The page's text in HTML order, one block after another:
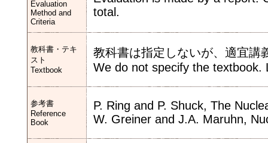
Evaluation
Method and
Criteria
total.
教科書・テキ
スト
Textbook
教科書は指定しないが、適宜講
We do not specify the textbook.
参考書
Reference
Book
P. Ring and P. Shuck, The
W. Greiner and J.A. Maruhn,